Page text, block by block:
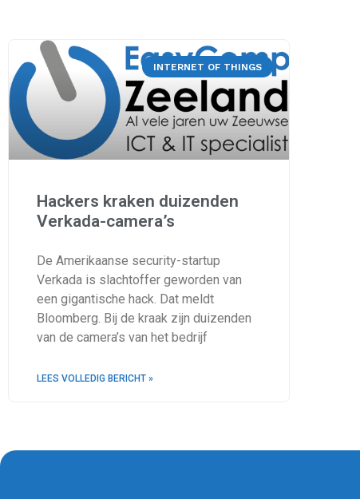
INTERNET OF THINGS
Hackers kraken duizenden
Verkada-camera’s
De Amerikaanse security-startup
Verkada is slachtoffer geworden van
een gigantische hack. Dat meldt
Bloomberg. Bij de kraak zijn duizenden
van de camera’s van het bedrijf
LEES VOLLEDIG BERICHT »